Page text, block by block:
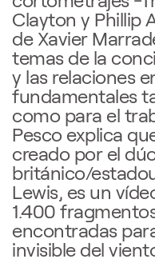
Clayton y Phillip
de Xavier
temas de la
y las relaciones
fundamentales
como para el
Pesco explica
creado por el
británico/
Lewis, es un
1.400
encontradas
invisible del